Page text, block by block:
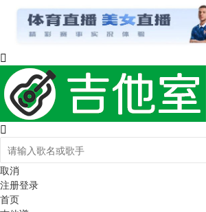
取消
注册登录
首页